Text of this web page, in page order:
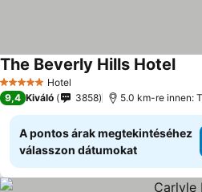
5 KategóriaHotel
The Beverly Hills Hotel
9,4 Kiváló 3858 5.0 km-re innen:
A pontos árak megtekintéséhez
válasszon dátumokat